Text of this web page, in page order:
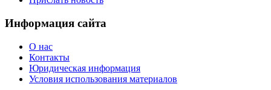
Информация сайта
О нас
Контакты
Юридическая информация
Условия использования материалов